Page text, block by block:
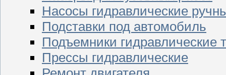
Насосы гидравлические
Подставки под автомобиль
Подъемники гидравлические
Прессы гидравлические